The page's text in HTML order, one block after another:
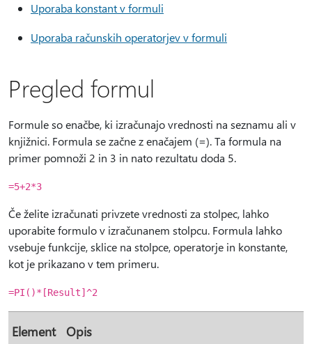
Uporaba konstant v formuli
Uporaba računskih operatorjev v formuli
Pregled formul
Formule so enačbe, ki izračunajo vrednosti na seznamu ali v
knjižnici. Formula se začne z enačajem (=). Ta formula na
primer pomnoži 2 in 3 in nato rezultatu doda 5.
=5+2*3
Če želite izračunati privzete vrednosti za stolpec, lahko
uporabite formulo v izračunanem stolpcu. Formula lahko
vsebuje funkcije, sklice na stolpce, operatorje in konstante,
kot je prikazano v tem primeru.
=PI()*[Result]^2
Element Opis